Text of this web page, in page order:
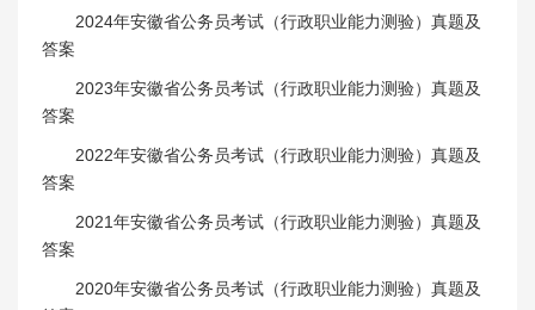
2024年安徽省公务员考试（行政职业能力测验）真题及
答案
2023年安徽省公务员考试（行政职业能力测验）真题及
答案
2022年安徽省公务员考试（行政职业能力测验）真题及
答案
2021年安徽省公务员考试（行政职业能力测验）真题及
答案
2020年安徽省公务员考试（行政职业能力测验）真题及